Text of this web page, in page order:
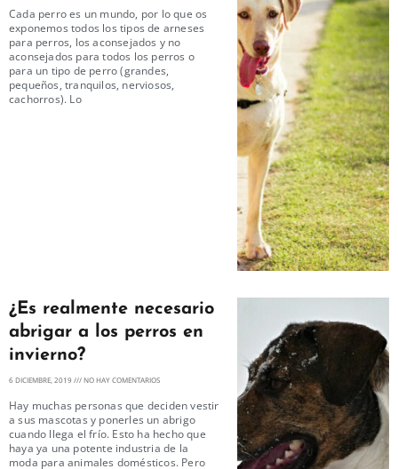
Cada perro es un mundo, por lo que os
exponemos todos los tipos de arneses
para perros, los aconsejados y no
aconsejados para todos los perros o
para un tipo de perro (grandes,
pequeños, tranquilos, nerviosos,
cachorros). Lo
¿Es realmente necesario
abrigar a los perros en
invierno?
6 DICIEMBRE, 2019 NO HAY COMENTARIOS
Hay muchas personas que deciden vestir
a sus mascotas y ponerles un abrigo
cuando llega el frío. Esto ha hecho que
haya ya una potente industria de la
moda para animales domésticos. Pero